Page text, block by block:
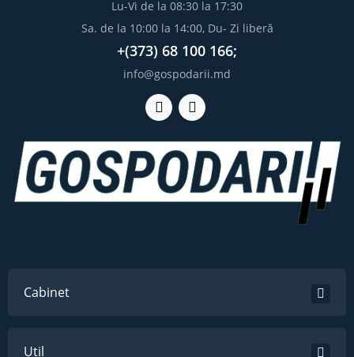
Lu-Vi de la 08:30 la 17:30
Sa. de la 10:00 la 14:00, Du- Zi liberă
+(373) 68 100 166;
info@gospodarii.md
Cabinet
Util